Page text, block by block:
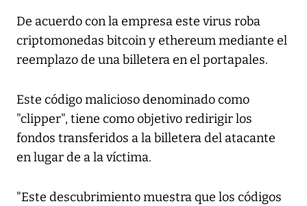
De acuerdo con la empresa este virus roba
criptomonedas bitcoin y ethereum mediante el
reemplazo de una billetera en el portapales.
Este código malicioso denominado como
"clipper", tiene como objetivo redirigir los
fondos transferidos a la billetera del atacante
en lugar de a la víctima.
"Este descubrimiento muestra que los códigos